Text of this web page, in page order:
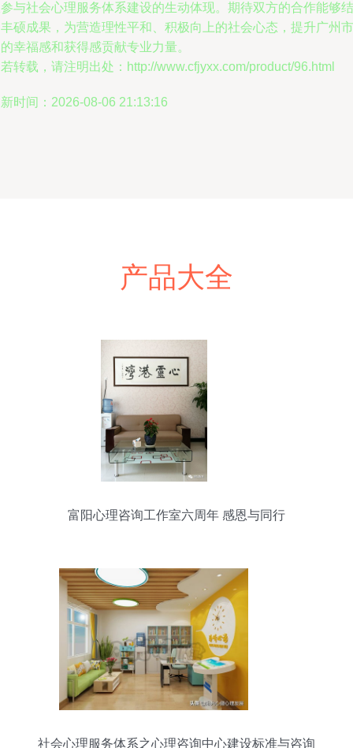
与社会心理服务体系建设的生动体现。期待双方的合作能够结
硕成果，为营造理性平和、积极向上的社会心态，提升广州市
幸福感和获得感贡献专业力量。
转载，请注明出处：http://www.cfjyxx.com/product/96.html
时间：2026-08-06 21:13:16
产品大全
富阳心理咨询工作室六周年 感恩与同行
社会心理服务体系之心理咨询中心建设标准与咨询